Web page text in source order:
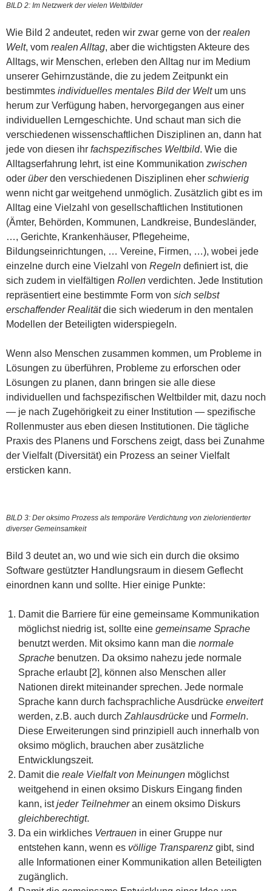
BILD 2: Im Netzwerk der vielen Weltbilder
Wie Bild 2 andeutet, reden wir zwar gerne von der realen
Welt, vom realen Alltag, aber die wichtigsten Akteure des
Alltags, wir Menschen, erleben den Alltag nur im Medium
unserer Gehirnzustände, die zu jedem Zeitpunkt ein
bestimmtes individuelles mentales Bild der Welt um uns
herum zur Verfügung haben, hervorgegangen aus einer
individuellen Lerngeschichte. Und schaut man sich die
verschiedenen wissenschaftlichen Disziplinen an, dann hat
jede von diesen ihr fachspezifisches Weltbild. Wie die
Alltagserfahrung lehrt, ist eine Kommunikation zwischen
oder überden verschiedenen Disziplinen eher schwierig
wenn nicht gar weitgehend unmöglich. Zusätzlich gibt es im
Alltag eine Vielzahl von gesellschaftlichen Institutionen
(Ämter, Behörden, Kommunen, Landkreise, Bundesländer,
…, Gerichte, Krankenhäuser, Pflegeheime,
Bildungseinrichtungen, … Vereine, Firmen, …), wobei jede
einzelne durch eine Vielzahl von Regeln definiert ist, die
sich zudem in vielfältigen Rollen verdichten. Jede Institution
repräsentiert eine bestimmte Form von sich selbst
erschaffender Realitätdie sich wiederum in den mentalen
Modellen der Beteiligten widerspiegeln.
Wenn also Menschen zusammen kommen, um Probleme in
Lösungen zu überführen, Probleme zu erforschen oder
Lösungen zu planen, dann bringen sie alle diese
individuellen und fachspezifischen Weltbilder mit, dazu noch
— je nach Zugehörigkeit zu einer Institution — spezifische
Rollenmuster aus eben diesen Institutionen. Die tägliche
Praxis des Planens und Forschens zeigt, dass bei Zunahme
der Vielfalt (Diversität) ein Prozess an seiner Vielfalt
ersticken kann.
BILD 3: Der oksimo Prozess als temporäre Verdichtung von zielorientierter
diverser Gemeinsamkeit
Bild 3 deutet an, wo und wie sich ein durch die oksimo
Software gestützter Handlungsraum in diesem Geflecht
einordnen kann und sollte. Hier einige Punkte:
Damit die Barriere für eine gemeinsame Kommunikation
möglichst niedrig ist, sollte eine gemeinsame Sprache
benutzt werden. Mit oksimo kann man die normale
Sprache benutzen. Da oksimo nahezu jede normale
Sprache erlaubt [2], können also Menschen aller
Nationen direkt miteinander sprechen. Jede normale
Sprache kann durch fachsprachliche Ausdrücke erweitert
werden, z.B. auch durch Zahlausdrücke und Formeln.
Diese Erweiterungen sind prinzipiell auch innerhalb von
oksimo möglich, brauchen aber zusätzliche
Entwicklungszeit.
Damit die reale Vielfalt von Meinungen möglichst
weitgehend in einen oksimo Diskurs Eingang finden
kann, istjeder Teilnehmeran einem oksimo Diskurs
gleichberechtigt.
Da ein wirkliches Vertrauen in einer Gruppe nur
entstehen kann, wenn es völlige Transparenz gibt, sind
alle Informationen einer Kommunikation allen Beteiligten
zugänglich.